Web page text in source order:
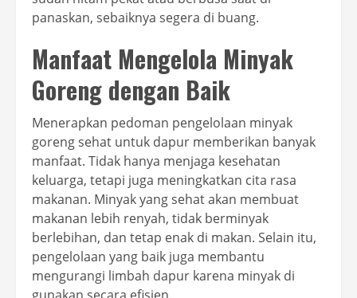
panaskan, sebaiknya segera di buang.
Manfaat Mengelola Minyak
Goreng dengan Baik
Menerapkan pedoman pengelolaan minyak
goreng sehat untuk dapur memberikan banyak
manfaat. Tidak hanya menjaga kesehatan
keluarga, tetapi juga meningkatkan cita rasa
makanan. Minyak yang sehat akan membuat
makanan lebih renyah, tidak berminyak
berlebihan, dan tetap enak di makan. Selain itu,
pengelolaan yang baik juga membantu
mengurangi limbah dapur karena minyak di